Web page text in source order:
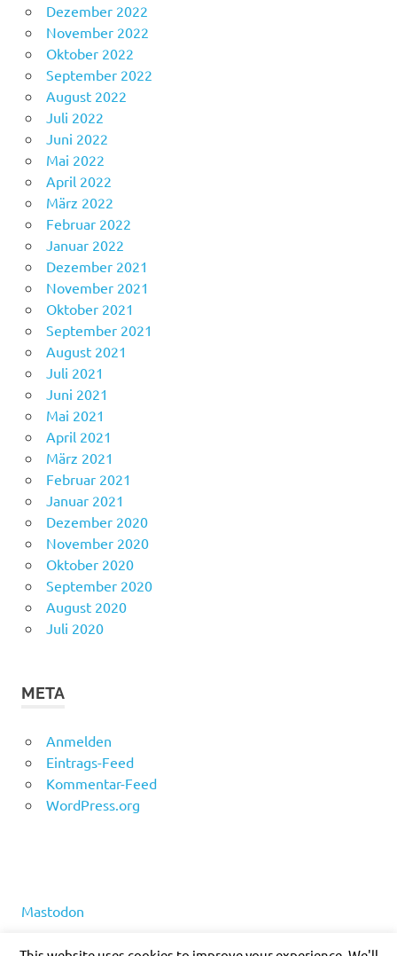
Dezember 2022
November 2022
Oktober 2022
September 2022
August 2022
Juli 2022
Juni 2022
Mai 2022
April 2022
März 2022
Februar 2022
Januar 2022
Dezember 2021
November 2021
Oktober 2021
September 2021
August 2021
Juli 2021
Juni 2021
Mai 2021
April 2021
März 2021
Februar 2021
Januar 2021
Dezember 2020
November 2020
Oktober 2020
September 2020
August 2020
Juli 2020
META
Anmelden
Eintrags-Feed
Kommentar-Feed
WordPress.org
Mastodon